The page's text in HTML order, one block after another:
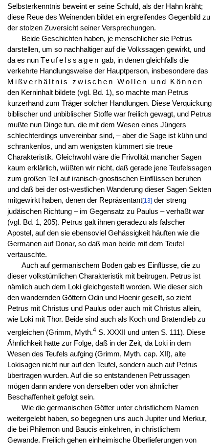
Selbsterkenntnis beweint er seine Schuld, als der Hahn kräht;
diese Reue des Weinenden bildet ein ergreifendes Gegenbild zu
der stolzen Zuversicht seiner Versprechungen.
Beide Geschichten haben, je menschlicher sie Petrus
darstellen, um so nachhaltiger auf die Volkssagen gewirkt, und
da es nun Teufelssagen gab, in denen gleichfalls die
verkehrte Handlungsweise der Hauptperson, insbesondere das
Mißverhältnis zwischen Wollen und Können
den Kerninhalt bildete (vgl. Bd. 1), so machte man Petrus
kurzerhand zum Träger solcher Handlungen. Diese Verquickung
biblischer und unbiblischer Stoffe war freilich gewagt, und Petrus
mußte nun Dinge tun, die mit dem Wesen eines Jüngers
schlechterdings unvereinbar sind, – aber die Sage ist kühn und
schrankenlos, und am wenigsten kümmert sie treue
Charakteristik. Gleichwohl wäre die Frivolität mancher Sagen
kaum erklärlich, wüßten wir nicht, daß gerade jene Teufelssagen
zum großen Teil auf iranisch-gnostischen Einflüssen beruhen
und daß bei der ost-westlichen Wanderung dieser Sagen Sekten
mitgewirkt haben, denen der Repräsentant[13]der streng
judäischen Richtung – im Gegensatz zu Paulus – verhaßt war
(vgl. Bd. 1, 205). Petrus galt ihnen geradezu als falscher
Apostel, auf den sie ebensoviel Gehässigkeit häuften wie die
Germanen auf Donar, so daß man beide mit dem Teufel
vertauschte.
Auch auf germanischem Boden gab es Einflüsse, die zu
dieser volkstümlichen Charakteristik mit beitrugen. Petrus ist
nämlich auch dem Loki gleichgestellt worden. Wie dieser sich
den wandernden Göttern Odin und Hoenir gesellt, so zieht
Petrus mit Christus und Paulus oder auch mit Christus allein,
wie Loki mit Thor. Beide sind auch als Koch und Bratendieb zu
vergleichen (Grimm, Myth.4S. XXXII und unten S. 111). Diese
Ähnlichkeit hatte zur Folge, daß in der Zeit, da Loki in dem
Wesen des Teufels aufging (Grimm, Myth. cap. XII), alte
Lokisagen nicht nur auf den Teufel, sondern auch auf Petrus
übertragen wurden. Auf die so entstandenen Petrussagen
mögen dann andere von derselben oder von ähnlicher
Beschaffenheit gefolgt sein.
Wie die germanischen Götter unter christlichem Namen
weitergelebt haben, so begegnen uns auch Jupiter und Merkur,
die bei Philemon und Baucis einkehren, in christlichem
Gewande. Freilich gehen einheimische Überlieferungen von